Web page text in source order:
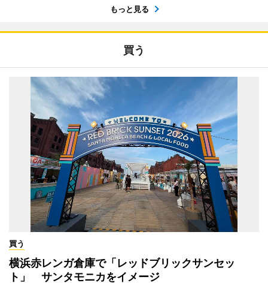
もっと見る
買う
買う
横浜赤レンガ倉庫で「レッドブリックサンセッ
ト」 サンタモニカをイメージ